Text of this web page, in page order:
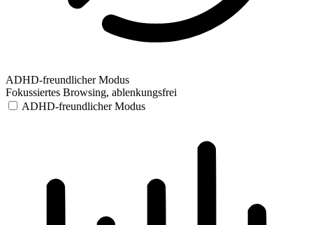
ADHD-freundlicher Modus
Fokussiertes Browsing, ablenkungsfrei
ADHD-freundlicher Modus